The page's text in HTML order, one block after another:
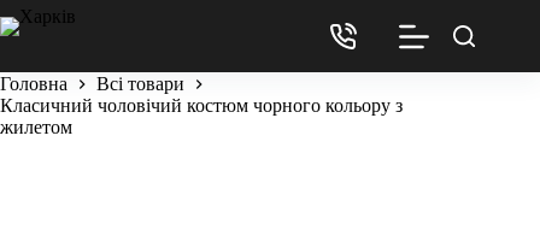
Головна
Всі товари
Класичний чоловічий костюм чорного кольору з
жилетом